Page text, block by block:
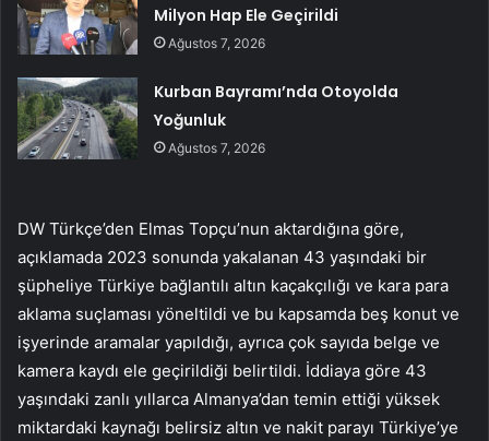
Milyon Hap Ele Geçirildi
Ağustos 7, 2026
Kurban Bayramı’nda Otoyolda
Yoğunluk
Ağustos 7, 2026
DW Türkçe’den Elmas Topçu’nun aktardığına göre,
açıklamada 2023 sonunda yakalanan 43 yaşındaki bir
şüpheliye Türkiye bağlantılı altın kaçakçılığı ve kara para
aklama suçlaması yöneltildi ve bu kapsamda beş konut ve
işyerinde aramalar yapıldığı, ayrıca çok sayıda belge ve
kamera kaydı ele geçirildiği belirtildi. İddiaya göre 43
yaşındaki zanlı yıllarca Almanya’dan temin ettiği yüksek
miktardaki kaynağı belirsiz altın ve nakit parayı Türkiye’ye